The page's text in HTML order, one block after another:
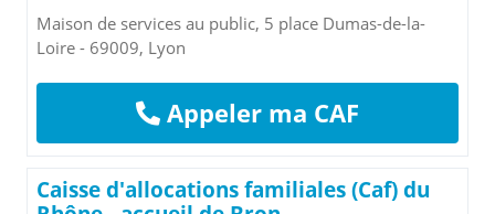
Maison de services au public, 5 place Dumas-de-la-
Loire - 69009, Lyon
Appeler ma CAF
Caisse d'allocations familiales (Caf) du